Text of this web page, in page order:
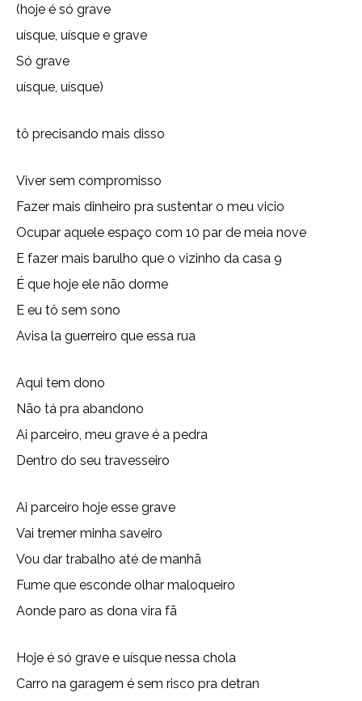
(hoje é só grave
uísque, uísque e grave
Só grave
uísque, uísque)
tô precisando mais disso
Viver sem compromisso
Fazer mais dinheiro pra sustentar o meu vicio
Ocupar aquele espaço com 10 par de meia nove
E fazer mais barulho que o vizinho da casa 9
É que hoje ele não dorme
E eu tô sem sono
Avisa la guerreiro que essa rua
Aqui tem dono
Não tá pra abandono
Ai parceiro, meu grave é a pedra
Dentro do seu travesseiro
Ai parceiro hoje esse grave
Vai tremer minha saveiro
Vou dar trabalho até de manhã
Fume que esconde olhar maloqueiro
Aonde paro as dona vira fã
Hoje é só grave e uísque nessa chola
Carro na garagem é sem risco pra detran